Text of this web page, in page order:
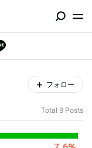
フォロー
Total 9 Posts